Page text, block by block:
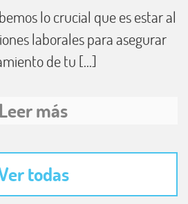
lo crucial que es estar al
laborales para asegurar
de tu [...]
Leer más
todas